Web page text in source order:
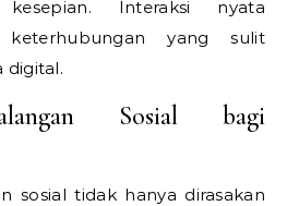
Interaksi nyata
keterhubungan yang sulit
digital.
Sosial bagi
sosial tidak hanya dirasakan